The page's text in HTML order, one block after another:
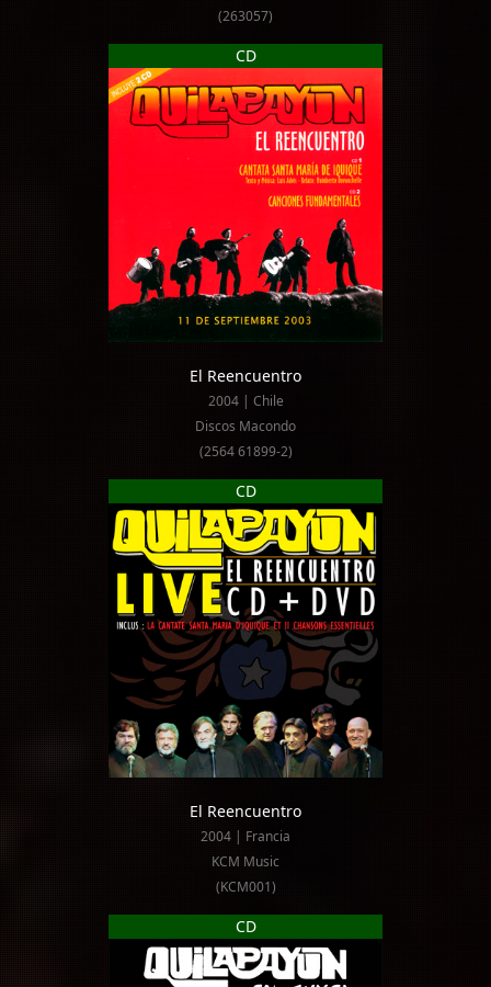
(263057)
CD
El Reencuentro
2004 | Chile
Discos Macondo
(2564 61899-2)
CD
El Reencuentro
2004 | Francia
KCM Music
(KCM001)
CD